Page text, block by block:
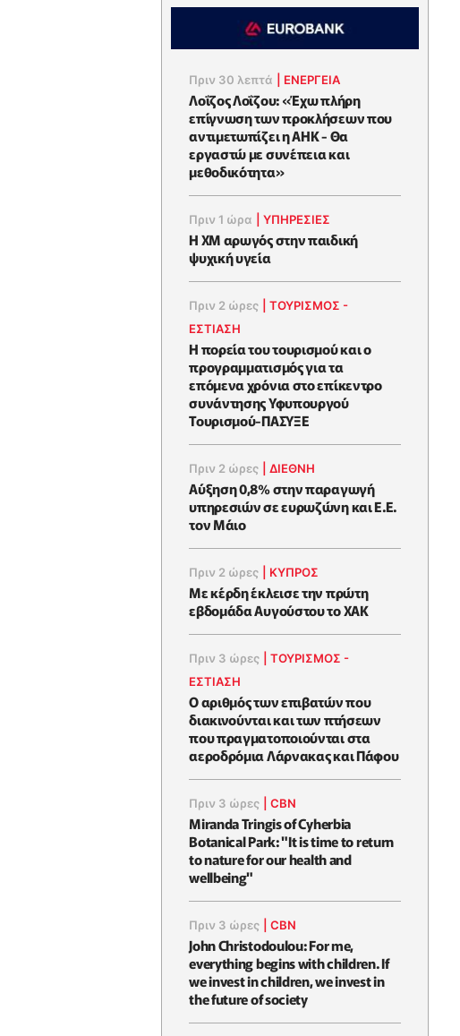
Πριν 30 λεπτά ΕΝΈΡΓΕΙΑ
Λοΐζος Λοΐζου: «Έχω πλήρη
επίγνωση των προκλήσεων που
αντιμετωπίζει η ΑΗΚ - Θα
εργαστώ με συνέπεια και
μεθοδικότητα»
Πριν 1 ώρα |ΥΠΗΡΕΣΙΕΣ
Η XM αρωγός στην παιδική
ψυχική υγεία
Πριν 2 ώρες |ΤΟΥΡΙΣΜΟΣ -
ΕΣΤΙΑΣΗ
Η πορεία του τουρισμού και ο
προγραμματισμός για τα
επόμενα χρόνια στο επίκεντρο
συνάντησης Υφυπουργού
Τουρισμού-ΠΑΣΥΞΕ
Πριν 2 ώρες |ΔΙΕΘΝΗ
Αύξηση 0,8% στην παραγωγή
υπηρεσιών σε ευρωζώνη και Ε.Ε.
τον Μάιο
Πριν 2 ώρες ΚΥΠΡΟΣ
Με κέρδη έκλεισε την πρώτη
εβδομάδα Αυγούστου το ΧΑΚ
Πριν 3 ώρες |ΤΟΥΡΙΣΜΟΣ -
ΕΣΤΙΑΣΗ
Ο αριθμός των επιβατών που
διακινούνται και των πτήσεων
που πραγματοποιούνται στα
αεροδρόμια Λάρνακας και Πάφου
Πριν 3 ώρες |CBN
Miranda Tringis of Cyherbia
Botanical Park: "It is time to return
to nature for our health and
wellbeing"
Πριν 3 ώρες |CBN
John Christodoulou: For me,
everything begins with children. If
we invest in children, we invest in
the future of society